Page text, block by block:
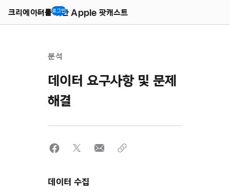
크리에이터를 위한 Apple 팟캐스트
Menu
로그인
분석
데이터 요구사항 및 문제
해결
데이터 수집